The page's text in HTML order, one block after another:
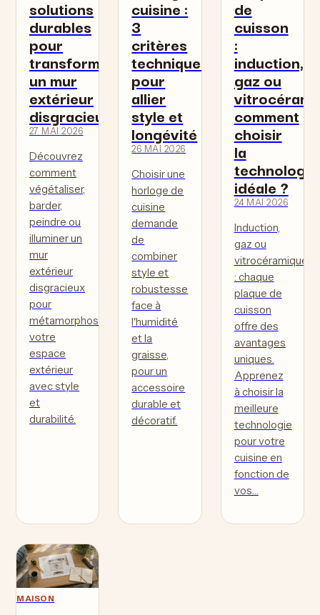
solutions
durables
pour
transformer
un mur
extérieur
disgracieux
27 MAI 2026
Découvrez
comment
végétaliser,
barder,
peindre ou
illuminer un
mur
extérieur
disgracieux
pour
métamorphoser
votre
espace
extérieur
avec style
et
durabilité.
cuisine :
3
critères
techniques
pour
allier
style et
longévité
26 MAI 2026
Choisir une
horloge de
cuisine
demande
de
combiner
style et
robustesse
face à
l'humidité
et la
graisse,
pour un
accessoire
durable et
décoratif.
de
cuisson
:
induction,
gaz ou
comment
choisir
la
technologie
idéale ?
24 MAI 2026
Induction,
gaz ou
vitrocéramique
: chaque
plaque de
cuisson
offre des
avantages
uniques.
Apprenez
à choisir la
meilleure
technologie
pour votre
cuisine en
fonction de
vos…
MAISON